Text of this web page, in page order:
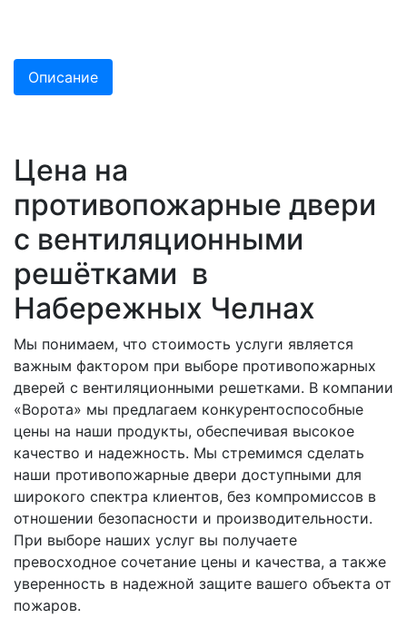
Описание
Цена на
противопожарные двери
с вентиляционными
решётками в
Набережных Челнах
Мы понимаем, что стоимость услуги является
важным фактором при выборе противопожарных
дверей с вентиляционными решетками. В компании
«Ворота» мы предлагаем конкурентоспособные
цены на наши продукты, обеспечивая высокое
качество и надежность. Мы стремимся сделать
наши противопожарные двери доступными для
широкого спектра клиентов, без компромиссов в
отношении безопасности и производительности.
При выборе наших услуг вы получаете
превосходное сочетание цены и качества, а также
уверенность в надежной защите вашего объекта от
пожаров.